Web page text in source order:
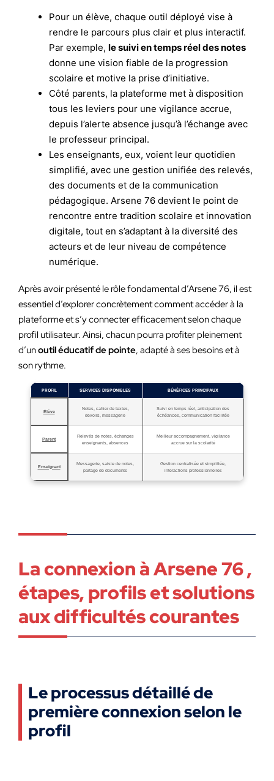
Pour un élève, chaque outil déployé vise à
rendre le parcours plus clair et plus interactif.
Par exemple, le suivi en temps réel des notes
donne une vision fiable de la progression
scolaire et motive la prise d’initiative.
Côté parents, la plateforme met à disposition
tous les leviers pour une vigilance accrue,
depuis l’alerte absence jusqu’à l’échange avec
le professeur principal.
Les enseignants, eux, voient leur quotidien
simplifié, avec une gestion unifiée des relevés,
des documents et de la communication
pédagogique. Arsene 76 devient le point de
rencontre entre tradition scolaire et innovation
digitale, tout en s’adaptant à la diversité des
acteurs et de leur niveau de compétence
numérique.
Après avoir présenté le rôle fondamental d’Arsene 76, il est
essentiel d’explorer concrètement comment accéder à la
plateforme et s’y connecter efficacement selon chaque
profil utilisateur. Ainsi, chacun pourra profiter pleinement
d’unoutil éducatif de pointe, adapté à ses besoins et à
son rythme.
PROFIL SERVICES DISPONIBLES BÉNÉFICES PRINCIPAUX
Élève
Notes, cahier de textes,
devoirs, messagerie
Suivi en temps réel, anticipation des
échéances, communication facilitée
Parent
Relevés de notes, échanges
enseignants, absences
Meilleur accompagnement, vigilance
accrue sur la scolarité
Enseignant
Messagerie, saisie de notes,
partage de documents
Gestion centralisée et simplifiée,
interactions professionnelles
La connexion à Arsene 76 ,
étapes, profils et solutions
aux difficultés courantes
Le processus détaillé de
première connexion selon le
profil